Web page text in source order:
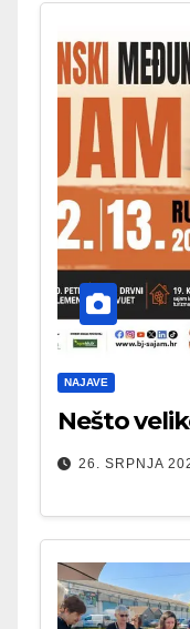
NAJAVE
Nešto
26. SRPNJA